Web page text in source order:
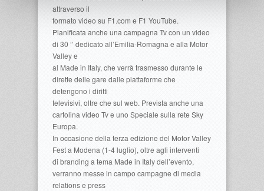
attraverso il
formato video su F1.com e F1 YouTube.
Pianificata anche una campagna Tv con un video
di 30 ‘’ dedicato all’Emilia-Romagna e alla Motor
Valley e
al Made in Italy, che verrà trasmesso durante le
dirette delle gare dalle piattaforme che
detengono i diritti
televisivi, oltre che sul web. Prevista anche una
cartolina video Tv e uno Speciale sulla rete Sky
Europa.
In occasione della terza edizione del Motor Valley
Fest a Modena (1-4 luglio), oltre agli interventi
di branding a tema Made in Italy dell’evento,
verranno messe in campo campagne di media
relations e press